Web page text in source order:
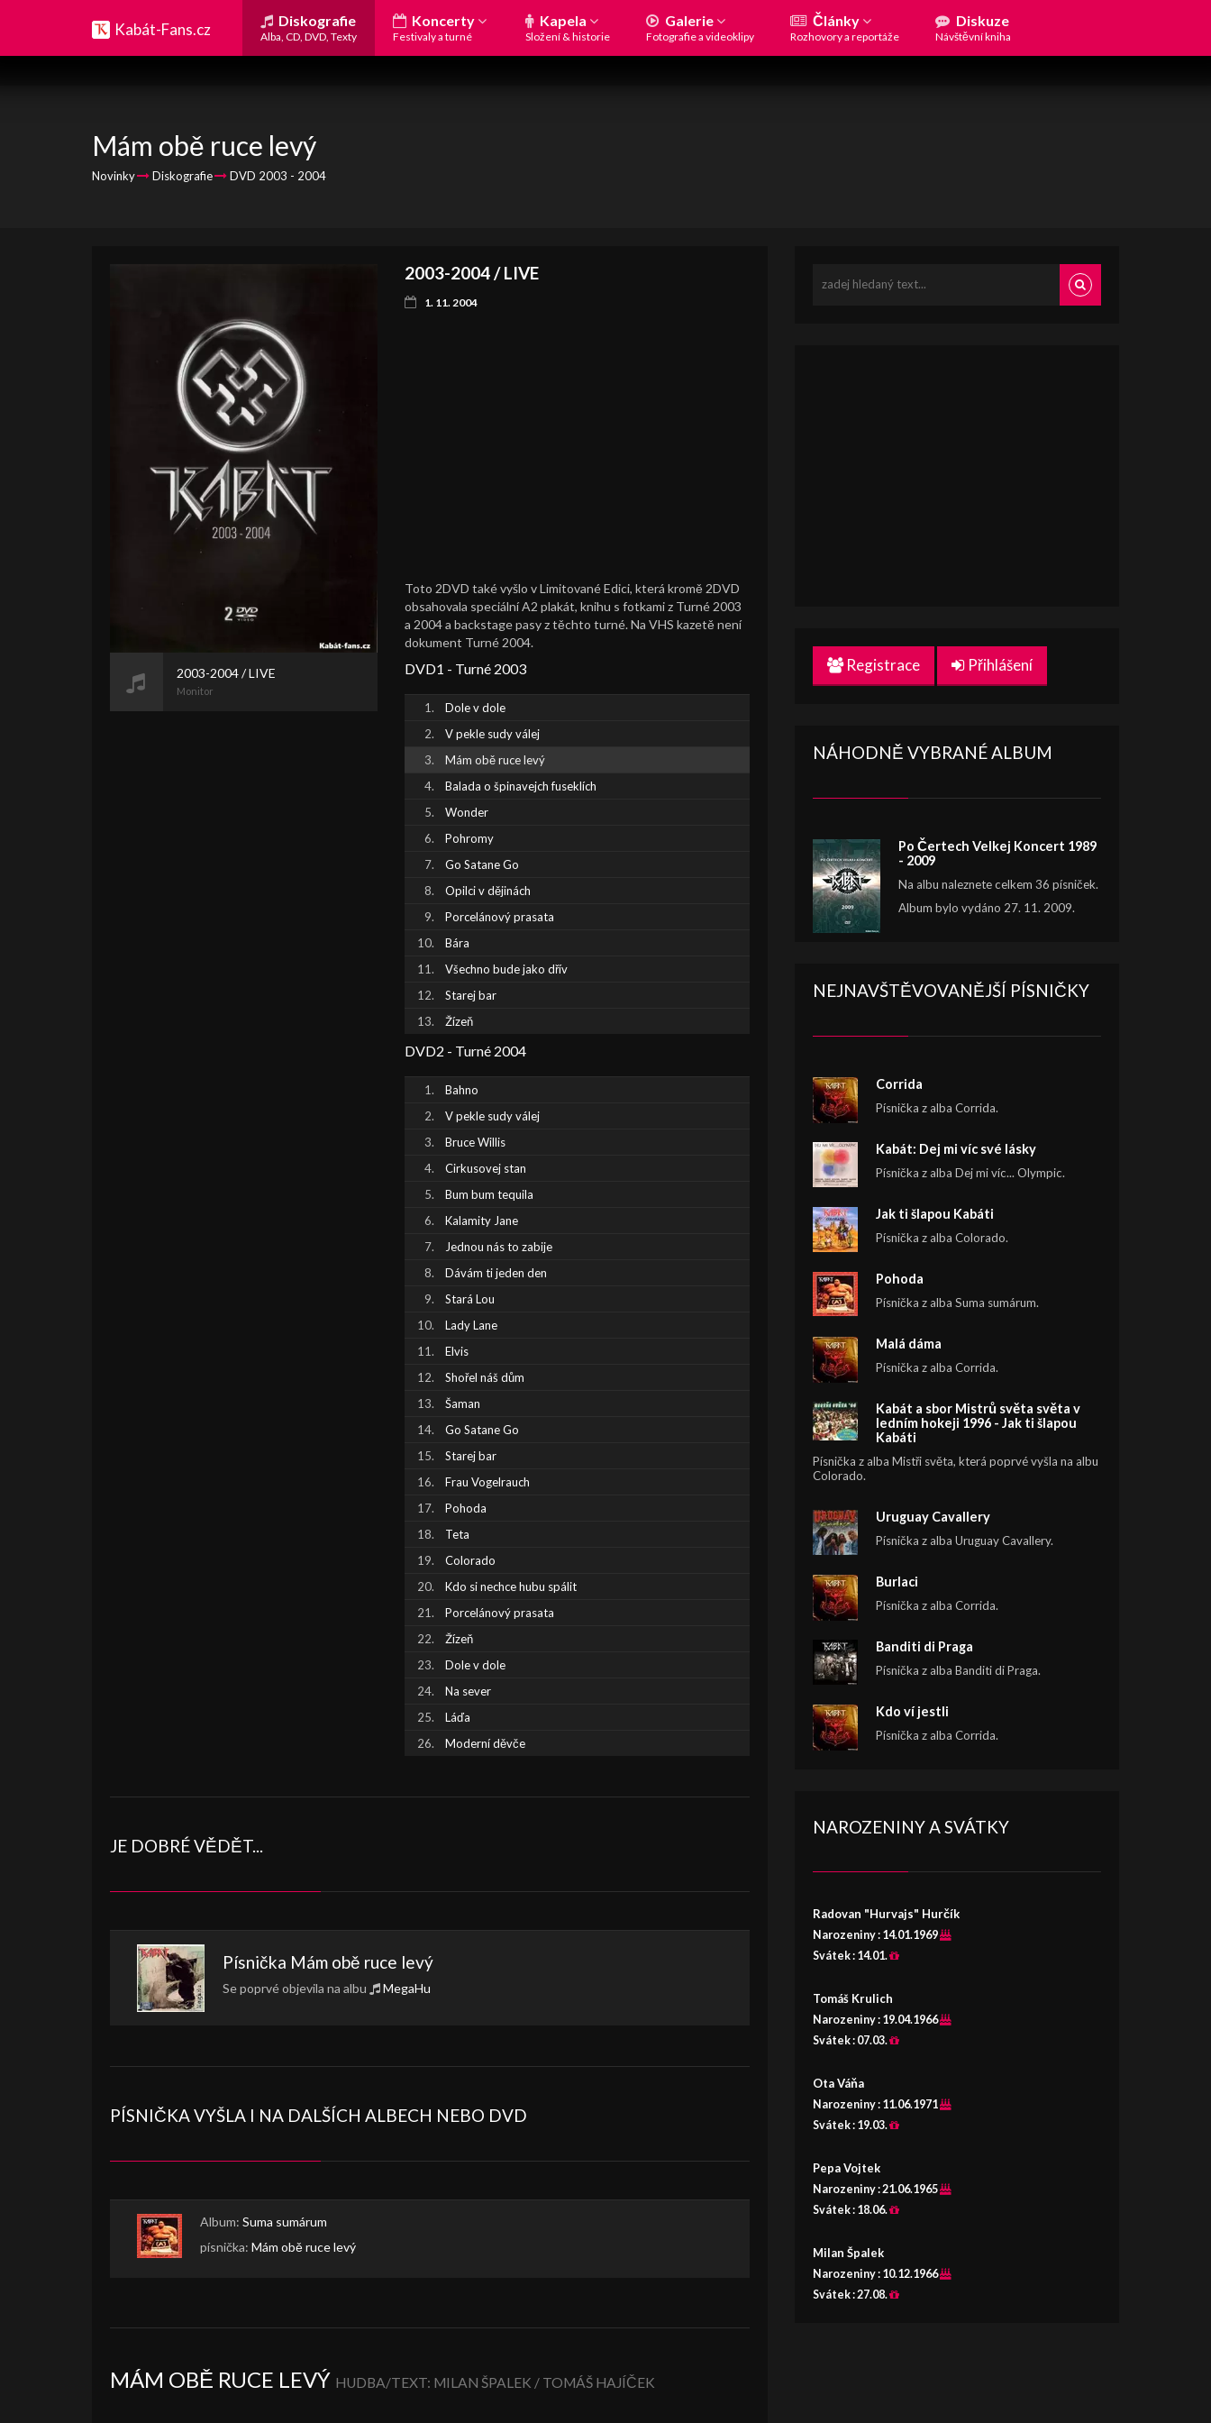
Kabát-Fans.cz Diskografie
Alba, CD, DVD, Texty
Koncerty
Festivaly a turné
Kapela
Složení & historie
Galerie
Fotografie a videoklipy
Články
Rozhovory a reportáže
Diskuze
Návštěvní kniha
Mám obě ruce levý
Novinky Diskografie DVD 2003 - 2004
2003-2004 / LIVE
Monitor
2003-2004 / LIVE
1. 11. 2004
Toto 2DVD také vyšlo v Limitované Edici, která kromě 2DVD
obsahovala speciální A2 plakát, knihu s fotkami z Turné 2003
a 2004 a backstage pasy z těchto turné. Na VHS kazetě není
dokument Turné 2004.
DVD1 - Turné 2003
Dole v dole
V pekle sudy válej
Mám obě ruce levý
Balada o špinavejch fuseklích
Wonder
Pohromy
Go Satane Go
Opilci v dějinách
Porcelánový prasata
Bára
Všechno bude jako dřív
Starej bar
Žízeň
DVD2 - Turné 2004
Bahno
V pekle sudy válej
Bruce Willis
Cirkusovej stan
Bum bum tequila
Kalamity Jane
Jednou nás to zabije
Dávám ti jeden den
Stará Lou
Lady Lane
Elvis
Shořel náš dům
Šaman
Go Satane Go
Starej bar
Frau Vogelrauch
Pohoda
Teta
Colorado
Kdo si nechce hubu spálit
Porcelánový prasata
Žízeň
Dole v dole
Na sever
Láďa
Moderní děvče
JE DOBRÉ VĚDĚT...
Písnička Mám obě ruce levý
Se poprvé objevila na albu MegaHu
PÍSNIČKA VYŠLA I NA DALŠÍCH ALBECH NEBO DVD
Album: Suma sumárum
písnička: Mám obě ruce levý
MÁM OBĚ RUCE LEVÝ HUDBA/TEXT: MILAN ŠPALEK / TOMÁŠ HAJÍČEK
Registrace Přihlášení
NÁHODNĚ VYBRANÉ ALBUM
Po Čertech Velkej Koncert 1989
- 2009
Na albu naleznete celkem 36 písniček.
Album bylo vydáno 27. 11. 2009.
NEJNAVŠTĚVOVANĚJŠÍ PÍSNIČKY
Corrida
Písnička z alba Corrida.
Kabát: Dej mi víc své lásky
Písnička z alba Dej mi víc... Olympic.
Jak ti šlapou Kabáti
Písnička z alba Colorado.
Pohoda
Písnička z alba Suma sumárum.
Malá dáma
Písnička z alba Corrida.
Kabát a sbor Mistrů světa světa v
ledním hokeji 1996 - Jak ti šlapou
Kabáti
Písnička z alba Mistři světa, která poprvé vyšla na albu
Colorado.
Uruguay Cavallery
Písnička z alba Uruguay Cavallery.
Burlaci
Písnička z alba Corrida.
Banditi di Praga
Písnička z alba Banditi di Praga.
Kdo ví jestli
Písnička z alba Corrida.
NAROZENINY A SVÁTKY
Radovan "Hurvajs" Hurčík
Narozeniny : 14.01.1969
Svátek : 14.01.
Tomáš Krulich
Narozeniny : 19.04.1966
Svátek : 07.03.
Ota Váňa
Narozeniny : 11.06.1971
Svátek : 19.03.
Pepa Vojtek
Narozeniny :21.06.1965
Svátek : 18.06.
Milan Špalek
Narozeniny : 10.12.1966
Svátek :27.08.